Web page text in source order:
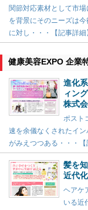
関節対応素材として市
を背景にそのニーズは
に対し・・・【記事詳細
健康美容EXPO 企業
進化
ィン
株式
ポスト
速を余儀なくされたイ
がみえつつある・・・【
髪を
近代
ヘアケ
いる近